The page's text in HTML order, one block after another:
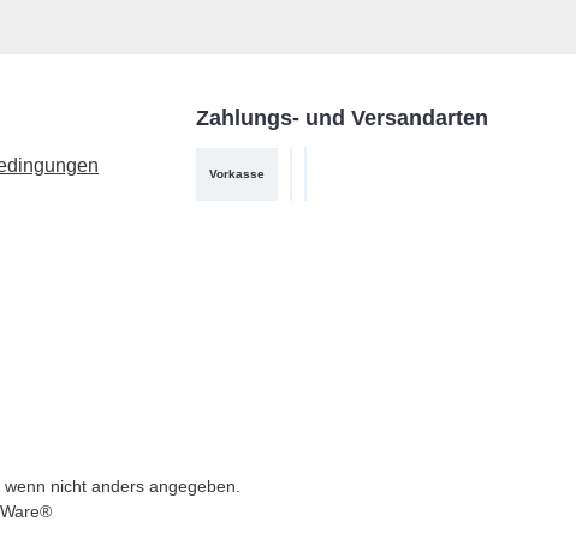
Zahlungs- und Versandarten
Vorkasse
nicht anders angegeben.